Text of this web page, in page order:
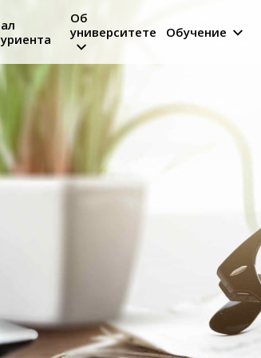
Об
университете
Обучение